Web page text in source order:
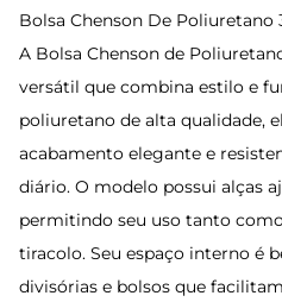
Bolsa Chenson De Poliuretano
A Bolsa Chenson de
versátil que combina estilo e
poliuretano de alta qualidade,
acabamento elegante e
diário. O modelo possui alças
permitindo seu uso tanto
tiracolo. Seu espaço interno é
divisórias e bolsos que